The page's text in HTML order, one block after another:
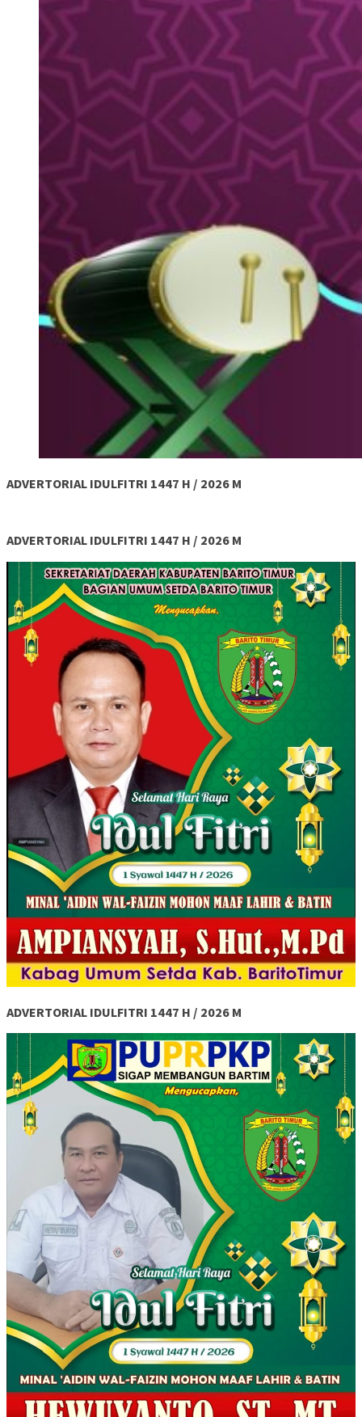
ADVERTORIAL IDULFITRI 1447 H / 2026 M
ADVERTORIAL IDULFITRI 1447 H / 2026 M
ADVERTORIAL IDULFITRI 1447 H / 2026 M